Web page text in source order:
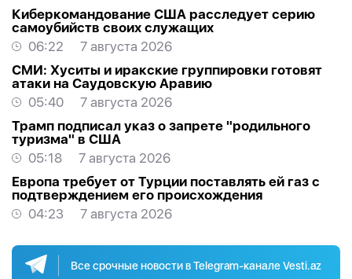
Киберкомандование США расследует серию
самоубийств своих служащих
06:22
7 августа 2026
СМИ: Хуситы и иракские группировки готовят
атаки на Саудовскую Аравию
05:40
7 августа 2026
Трамп подписал указ о запрете "родильного
туризма" в США
05:18
7 августа 2026
Европа требует от Турции поставлять ей газ с
подтверждением его происхождения
04:23
7 августа 2026
Все срочные новости в Telegram-канале Vesti.az